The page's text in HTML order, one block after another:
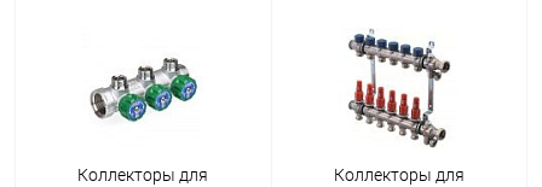
Коллекторы для
Коллекторы для